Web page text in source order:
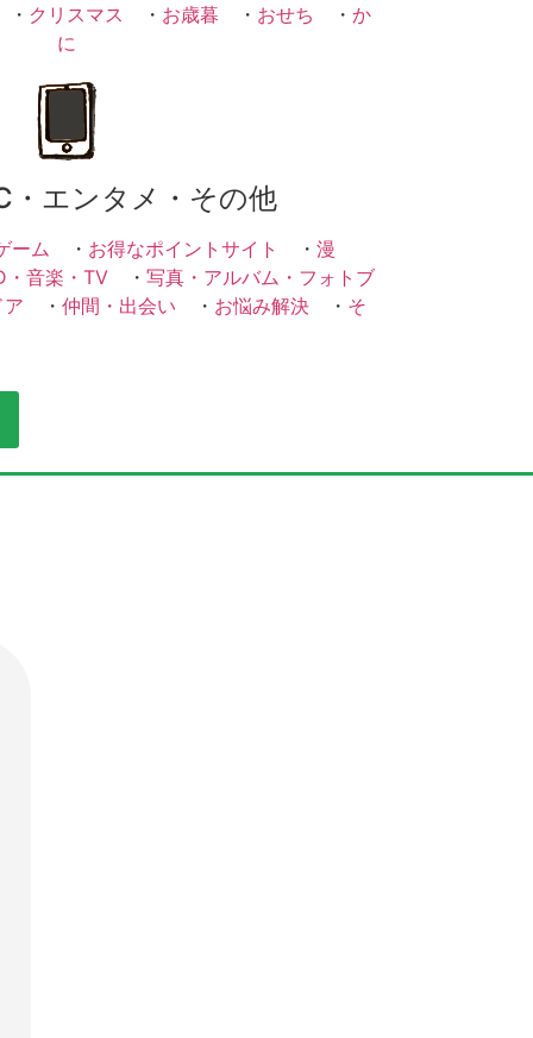
クリスマス ・ お歳暮 ・ おせち ・ か
に
・エンタメ・その他
ーム ・ お得なポイントサイト ・ 漫
・音楽・TV ・ 写真・アルバム・フォトブ
・ 仲間・出会い ・ お悩み解決 ・ そ